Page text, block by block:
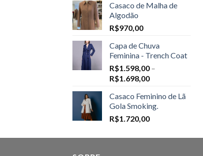
Casaco de Malha de
Algodão
R$970,00
Capa de Chuva
Feminina - Trench Coat
R$1.598,00 –
R$1.698,00Price
R$1.598,00
through
R$1.698,00
Casaco Feminino de Lã
Gola Smoking.
R$1.720,00